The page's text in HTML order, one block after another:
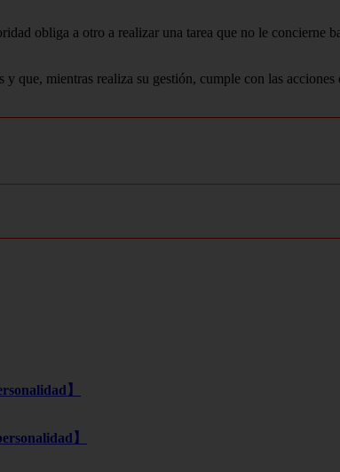
obliga a otro a realizar una tarea que no le concierne
que, mientras realiza su gestión, cumple con las acciones
】
】